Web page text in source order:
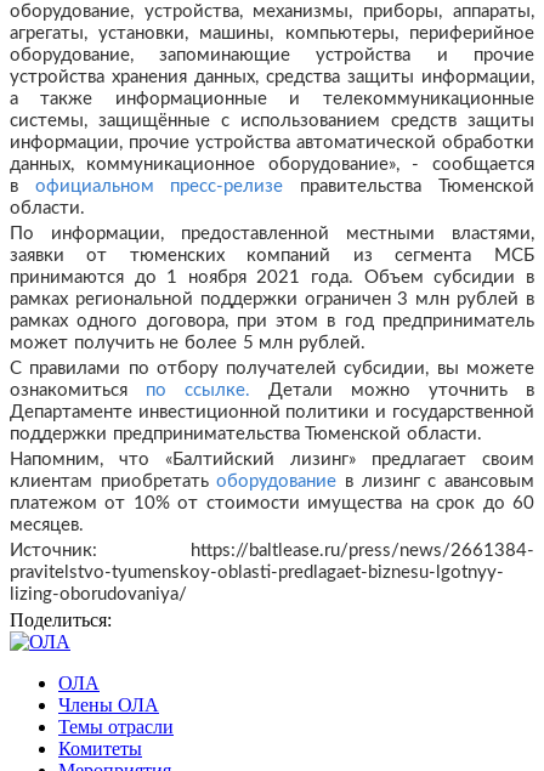
оборудование, устройства, механизмы, приборы, аппараты,
агрегаты, установки, машины, компьютеры, периферийное
оборудование, запоминающие устройства и прочие
устройства хранения данных, средства защиты информации,
а также информационные и телекоммуникационные
системы, защищённые с использованием средств защиты
информации, прочие устройства автоматической обработки
данных, коммуникационное оборудование», - сообщается
в официальном пресс-релизе правительства Тюменской
области.
По информации, предоставленной местными властями,
заявки от тюменских компаний из сегмента МСБ
принимаются до 1 ноября 2021 года. Объем субсидии в
рамках региональной поддержки ограничен 3 млн рублей в
рамках одного договора, при этом в год предприниматель
может получить не более 5 млн рублей.
С правилами по отбору получателей субсидии, вы можете
ознакомиться по ссылке. Детали можно уточнить в
Департаменте инвестиционной политики и государственной
поддержки предпринимательства Тюменской области.
Напомним, что «Балтийский лизинг» предлагает своим
клиентам приобретатьоборудование в лизинг с авансовым
платежом от 10% от стоимости имущества на срок до 60
месяцев.
Источник:
https://baltlease.ru/press/news/2661384-
pravitelstvo-tyumenskoy-oblasti-predlagaet-biznesu-lgotnyy-
lizing-oborudovaniya/
Поделиться:
ОЛА
Члены ОЛА
Темы отрасли
Комитеты